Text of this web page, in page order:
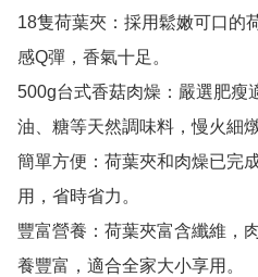
18隻荷葉夾：採用鬆嫩可口的
感Q彈，香氣十足。
500g台式香菇肉燥：嚴選肥瘦
油、糖等天然調味料，慢火細
簡單方便：荷葉夾和肉燥已完
用，省時省力。
豐富營養：荷葉夾富含纖維，
養豐富，適合全家大小享用。